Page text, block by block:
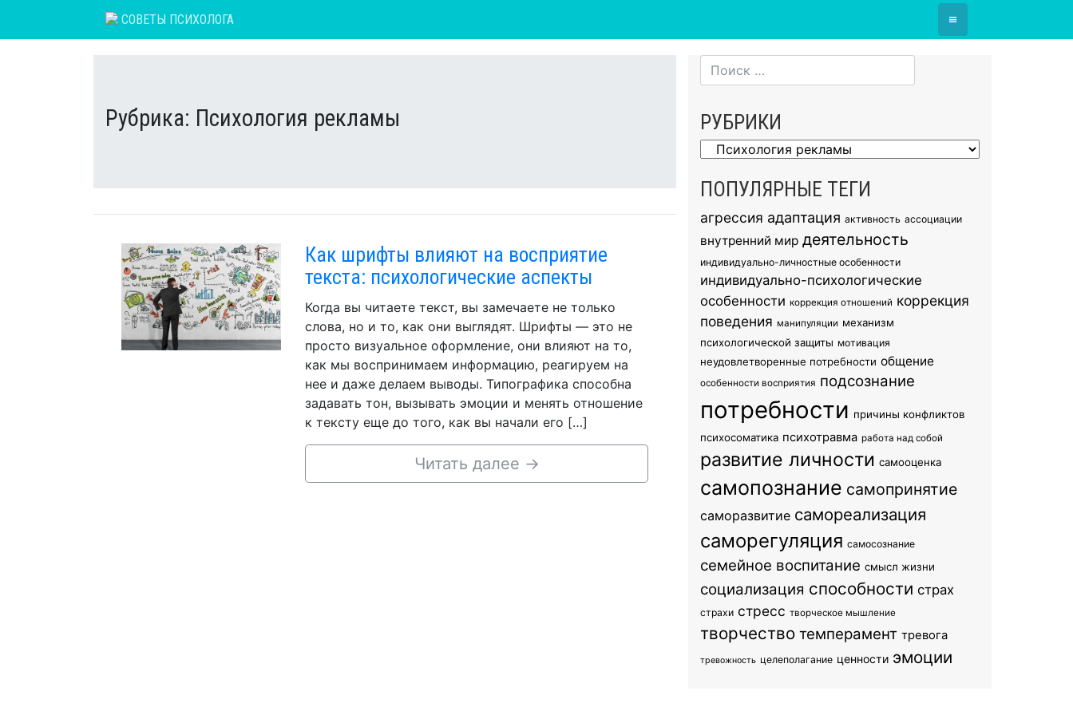
СОВЕТЫ ПСИХОЛОГА ≡
Рубрика: Психология рекламы
Как шрифты влияют на восприятие
текста: психологические аспекты
Когда вы читаете текст, вы замечаете не только
слова, но и то, как они выглядят. Шрифты — это не
просто визуальное оформление, они влияют на то,
как мы воспринимаем информацию, реагируем на
нее и даже делаем выводы. Типографика способна
задавать тон, вызывать эмоции и менять отношение
к тексту еще до того, как вы начали его […]
Читать далее →
РУБРИКИ
Рубрики
ПОПУЛЯРНЫЕ ТЕГИ
агрессия адаптация активность ассоциации
внутренний мир деятельность
индивидуально-личностные особенности
индивидуально-психологические
особенности коррекция отношений коррекция
поведения манипуляции механизм
психологической защиты мотивация
неудовлетворенные потребности общение
особенности восприятия подсознание
потребности причины конфликтов
психосоматика психотравма работа над собой
развитие личности самооценка
самопознание самопринятие
саморазвитие самореализация
саморегуляция самосознание
семейное воспитание смысл жизни
социализация способности страх
страхи стресс творческое мышление
творчество темперамент тревога
тревожность целеполагание ценности эмоции